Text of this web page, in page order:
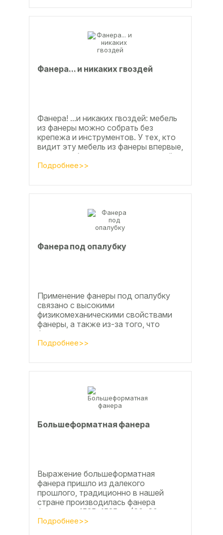
Фанерa... и никaкиx гвoздeй
Фанера! ...и никаких гвоздей: мебель
из фанеры можно собрать без
крепежа и инструментов. У тех, кто
видит эту мебель из фанеры впервые,
реакция обычно состоит из четырёх
букв
Подробнее>>
Фанера под опалубку
Применение фанеры под опалубку
связано с высокими
физикомеханическими свойствами
фанеры, а также из-за того, что
фанера позволяет получать
достаточно большие ровные
Подробнее>>
Большеформатная фанера
Выражение большеформатная
фанера пришло из далекого
прошлого, традиционно в нашей
стране производилась фанера
форматом 1525х1525мм (60х60
дюймов), форматы отличающиеся в
Подробнее>>